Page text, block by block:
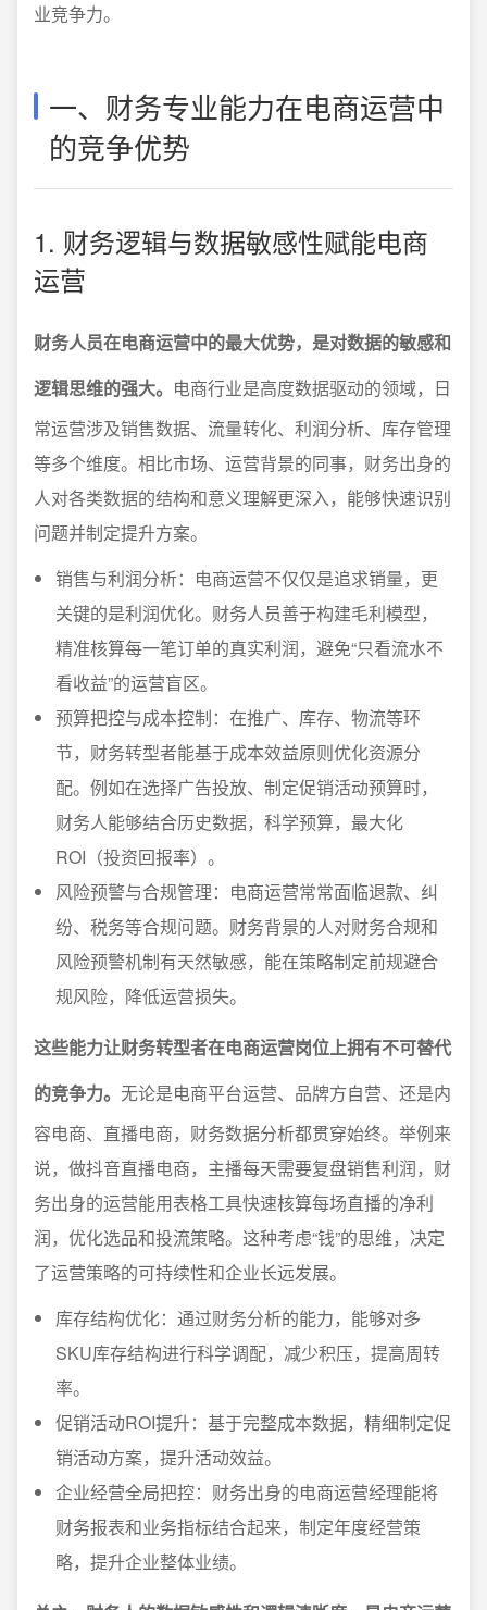
业竞争力。
一、财务专业能力在电商运营中
的竞争优势
1. 财务逻辑与数据敏感性赋能电商
运营
财务人员在电商运营中的最大优势，是对数据的敏感和
逻辑思维的强大。 电商行业是高度数据驱动的领域，日
常运营涉及销售数据、流量转化、利润分析、库存管理
等多个维度。相比市场、运营背景的同事，财务出身的
人对各类数据的结构和意义理解更深入，能够快速识别
问题并制定提升方案。
销售与利润分析：电商运营不仅仅是追求销量，更
关键的是利润优化。财务人员善于构建毛利模型，
精准核算每一笔订单的真实利润，避免“只看流水不
看收益”的运营盲区。
预算把控与成本控制：在推广、库存、物流等环
节，财务转型者能基于成本效益原则优化资源分
配。例如在选择广告投放、制定促销活动预算时，
财务人能够结合历史数据，科学预算，最大化
ROI（投资回报率）。
风险预警与合规管理：电商运营常常面临退款、纠
纷、税务等合规问题。财务背景的人对财务合规和
风险预警机制有天然敏感，能在策略制定前规避合
规风险，降低运营损失。
这些能力让财务转型者在电商运营岗位上拥有不可替代
的竞争力。 无论是电商平台运营、品牌方自营、还是内
容电商、直播电商，财务数据分析都贯穿始终。举例来
说，做抖音直播电商，主播每天需要复盘销售利润，财
务出身的运营能用表格工具快速核算每场直播的净利
润，优化选品和投流策略。这种考虑“钱”的思维，决定
了运营策略的可持续性和企业长远发展。
库存结构优化：通过财务分析的能力，能够对多
SKU库存结构进行科学调配，减少积压，提高周转
率。
促销活动ROI提升：基于完整成本数据，精细制定促
销活动方案，提升活动效益。
企业经营全局把控：财务出身的电商运营经理能将
财务报表和业务指标结合起来，制定年度经营策
略，提升企业整体业绩。